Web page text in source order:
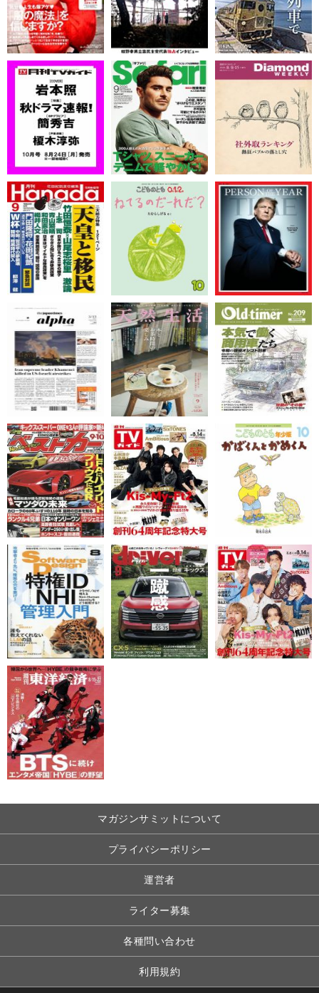
マガジンサミットについて
プライバシーポリシー
運営者
ライター募集
各種問い合わせ
利用規約